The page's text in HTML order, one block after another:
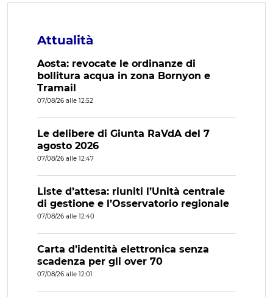
Attualità
Aosta: revocate le ordinanze di
bollitura acqua in zona Bornyon e
Tramail
07/08/26 alle 12:52
Le delibere di Giunta RaVdA del 7
agosto 2026
07/08/26 alle 12:47
Liste d’attesa: riuniti l’Unità centrale
di gestione e l’Osservatorio regionale
07/08/26 alle 12:40
Carta d’identità elettronica senza
scadenza per gli over 70
07/08/26 alle 12:01